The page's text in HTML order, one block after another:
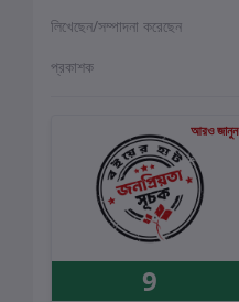
লিখেছেন/সম্পাদনা করেছেন
প্রকাশক
আরও জানুন
9